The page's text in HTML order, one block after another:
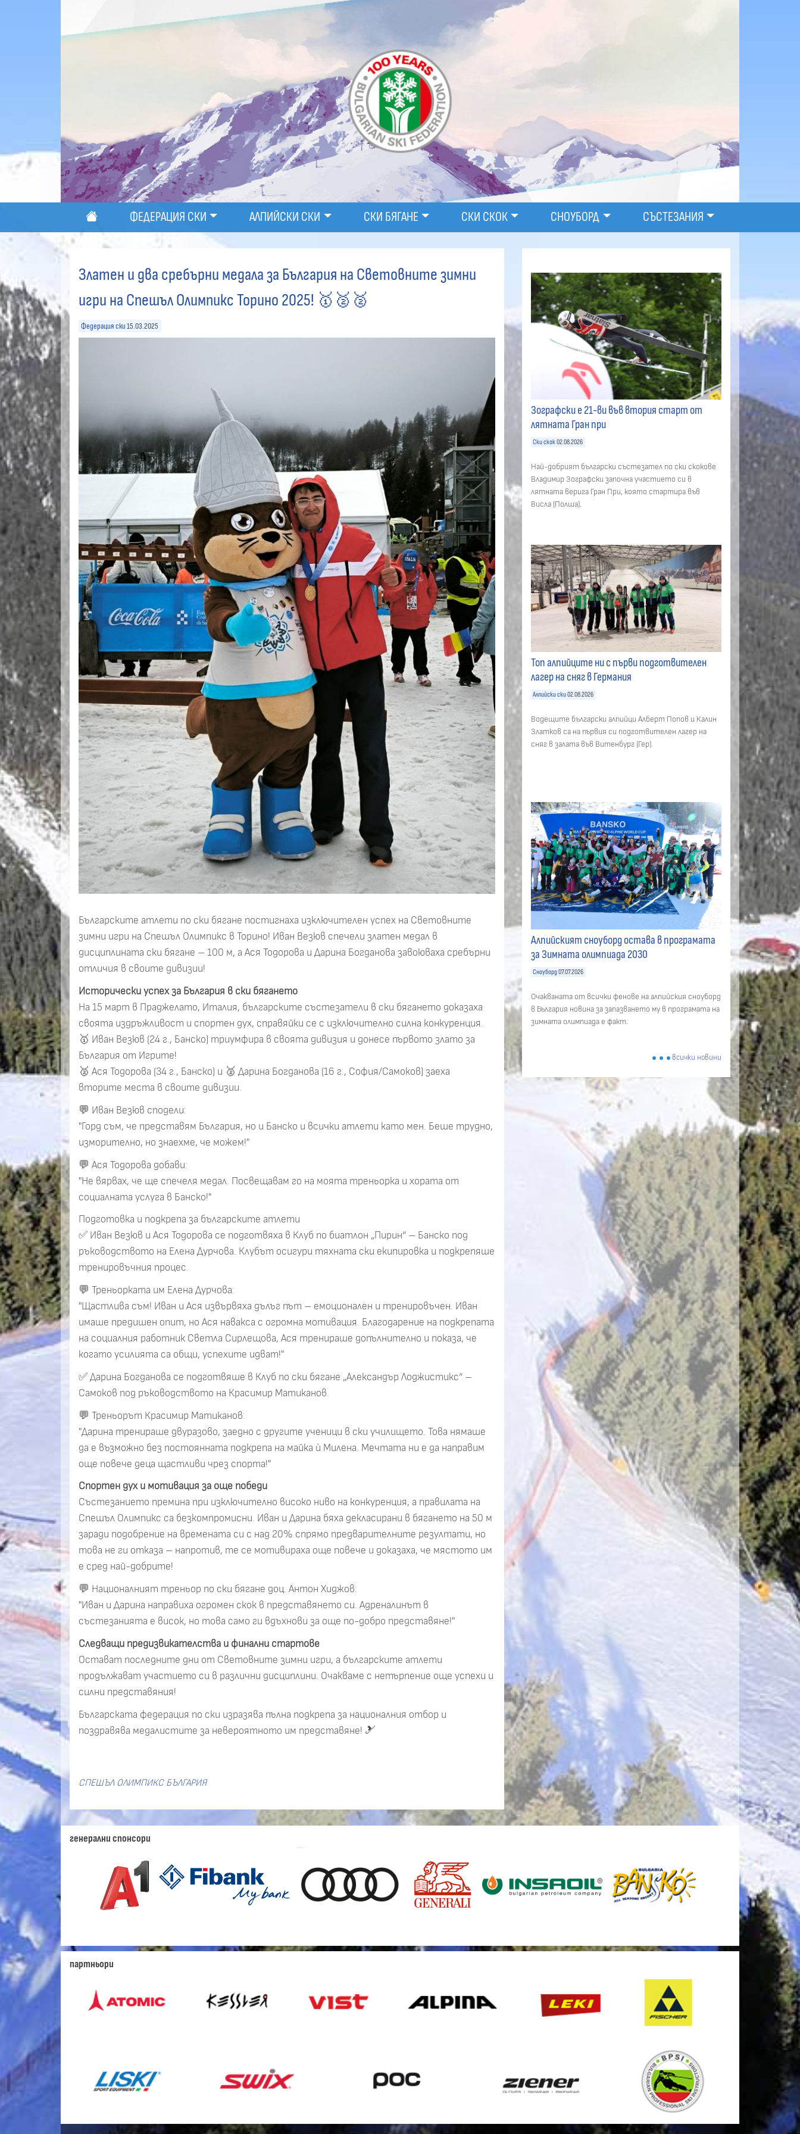
ФЕДЕРАЦИЯ СКИ АЛПИЙСКИ СКИ СКИ БЯГАНЕ СКИ СКОК СНОУБОРД СЪСТЕЗАНИЯ
Златен и два сребърни медала за България на Световните зимни
игри на Спешъл Олимпикс Торино 2025! 🥇🥈🥈
Федерация ски 15.03.2025
Българските атлети по ски бягане постигнаха изключителен успех на Световните
зимни игри на Спешъл Олимпикс в Торино! Иван Везюв спечели златен медал в
дисциплината ски бягане – 100 м, а Ася Тодорова и Дарина Богданова завоюваха сребърни
отличия в своите дивизии!
Исторически успех за България в ски бягането
На 15 март в Праджелато, Италия, българските състезатели в ски бягането доказаха
своята издръжливост и спортен дух, справяйки се с изключително силна конкуренция.
🥇 Иван Везюв (24 г., Банско) триумфира в своята дивизия и донесе първото злато за
България от Игрите!
🥈 Ася Тодорова (34 г., Банско) и 🥈 Дарина Богданова (16 г., София/Самоков) заеха
вторите места в своите дивизии.
💬 Иван Везюв сподели:
"Горд съм, че представям България, но и Банско и всички атлети като мен. Беше трудно,
изморително, но знаехме, че можем!"
💬 Ася Тодорова добави:
"Не вярвах, че ще спечеля медал. Посвещавам го на моята треньорка и хората от
социалната услуга в Банско!"
Подготовка и подкрепа за българските атлети
✅ Иван Везюв и Ася Тодорова се подготвяха в Клуб по биатлон „Пирин“ – Банско под
ръководството на Елена Дурчова. Клубът осигури тяхната ски екипировка и подкрепяше
тренировъчния процес.
💬 Треньорката им Елена Дурчова:
"Щастлива съм! Иван и Ася извървяха дълъг път – емоционален и тренировъчен. Иван
имаше предишен опит, но Ася навакса с огромна мотивация. Благодарение на подкрепата
на социалния работник Светла Сирлещова, Ася тренираше допълнително и показа, че
когато усилията са общи, успехите идват!"
✅ Дарина Богданова се подготвяше в Клуб по ски бягане „Александър Лоджистикс“ –
Самоков под ръководството на Красимир Матиканов.
💬 Треньорът Красимир Матиканов:
"Дарина тренираше двуразово, заедно с другите ученици в ски училището. Това нямаше
да е възможно без постоянната подкрепа на майка ѝ Милена. Мечтата ни е да направим
още повече деца щастливи чрез спорта!"
Спортен дух и мотивация за още победи
Състезанието премина при изключително високо ниво на конкуренция, а правилата на
Спешъл Олимпикс са безкомпромисни. Иван и Дарина бяха декласирани в бягането на 50 м
заради подобрение на времената си с над 20% спрямо предварителните резултати, но
това не ги отказа – напротив, те се мотивираха още повече и доказаха, че мястото им
е сред най-добрите!
💬 Националният треньор по ски бягане доц. Антон Хиджов:
"Иван и Дарина направиха огромен скок в представянето си. Адреналинът в
състезанията е висок, но това само ги вдъхнови за още по-добро представяне!"
Следващи предизвикателства и финални стартове
Остават последните дни от Световните зимни игри, а българските атлети
продължават участието си в различни дисциплини. Очакваме с нетърпение още успехи и
силни представяния!
Българската федерация по ски изразява пълна подкрепа за националния отбор и
поздравява медалистите за невероятното им представяне! 🎿
СПЕШЪЛ ОЛИМПИКС БЪЛГАРИЯ
Зографски е 21-ви във втория старт от
лятната Гран при
Ски скок 02.08.2026
Най-добрият български състезател по ски скокове
Владимир Зографски започна участието си в
лятната верига Гран При, която стартира във
Висла (Полша).
Топ алпийците ни с първи подготвителен
лагер на сняг в Германия
Алпийски ски 02.08.2026
Водещите български алпийци Алберт Попов и Калин
Златков са на първия си подготвителен лагер на
сняг в залата във Витенбург (Гер).
Алпийският сноуборд остава в програмата
за Зимната олимпиада 2030
Сноуборд 07.07.2026
Очакваната от всички фенове на алпийския сноуборд
в България новина за запазването му в програмата на
зимната олимпиада е факт.
всички новини
генерални спонсори
партньори